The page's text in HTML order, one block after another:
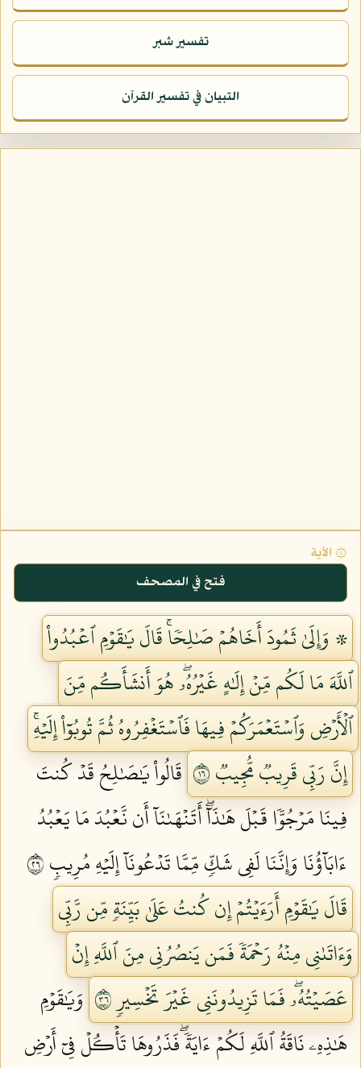
تفسير شبر
التبيان في تفسير القرآن
۞ الآية
فتح في المصحف
۞ وَإِلَىٰ ثَمُودَ أَخَاهُمۡ صَٰلِحٗاۚ قَالَ يَٰقَوۡمِ ٱعۡبُدُواْ
ٱللَّهَ مَا لَكُم مِّنۡ إِلَٰهٍ غَيۡرُهُۥۖ هُوَ أَنشَأَكُم مِّنَ
ٱلۡأَرۡضِ وَٱسۡتَعۡمَرَكُمۡ فِيهَا فَٱسۡتَغۡفِرُوهُ ثُمَّ تُوبُوٓاْ إِلَيۡهِۚ
إِنَّ رَبِّي قَرِيبٞ مُّجِيبٞ ٦١
قَالُواْ يَٰصَٰلِحُ قَدۡ كُنتَ
فِينَا مَرۡجُوّٗا قَبۡلَ هَٰذَآۖ أَتَنۡهَىٰنَآ أَن نَّعۡبُدَ مَا يَعۡبُدُ
ءَابَآؤُنَا وَإِنَّنَا لَفِي شَكّٖ مِّمَّا تَدۡعُونَآ إِلَيۡهِ مُرِيبٖ ٦٢
قَالَ يَٰقَوۡمِ أَرَءَيۡتُمۡ إِن كُنتُ عَلَىٰ بَيِّنَةٖ مِّن رَّبِّي
وَءَاتَىٰنِي مِنۡهُ رَحۡمَةٗ فَمَن يَنصُرُنِي مِنَ ٱللَّهِ إِنۡ
عَصَيۡتُهُۥۖ فَمَا تَزِيدُونَنِي غَيۡرَ تَخۡسِيرٖ ٦٣
وَيَٰقَوۡمِ
هَٰذِهِۦ نَاقَةُ ٱللَّهِ لَكُمۡ ءَايَةٗۖ فَذَرُوهَا تَأۡكُلۡ فِيٓ أَرۡضِ